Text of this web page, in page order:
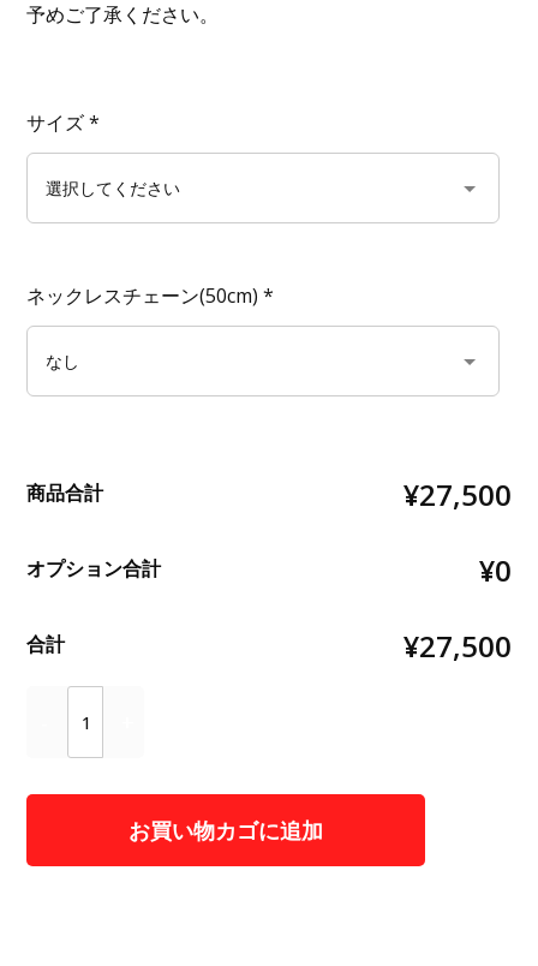
予めご了承ください。
サイズ *
ネックレスチェーン(50cm) *
商品合計 ¥27,500
オプション合計 ¥0
合計 ¥27,500
お買い物カゴに追加